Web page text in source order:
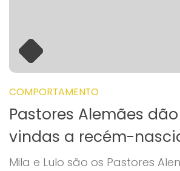
COMPORTAMENTO
Pastores Alemães
vindas a recém-
Mila e Lulo são os Pastores